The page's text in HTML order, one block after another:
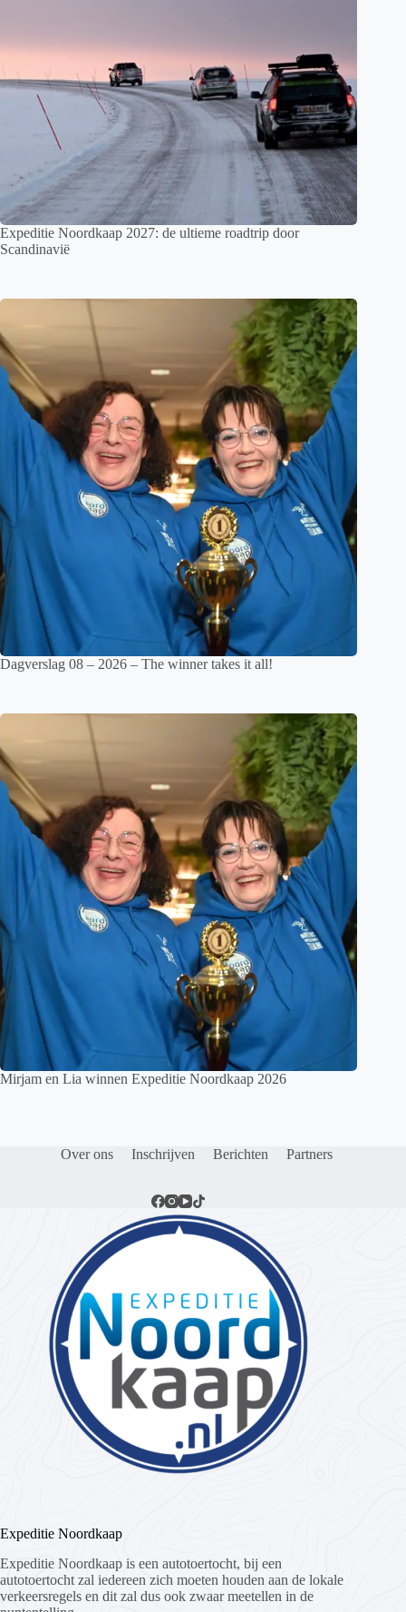
Expeditie Noordkaap 2027: de ultieme roadtrip door
Scandinavië
Dagverslag 08 – 2026 – The winner takes it all!
Mirjam en Lia winnen Expeditie Noordkaap 2026
Over ons Inschrijven Berichten Partners
Expeditie Noordkaap
Expeditie Noordkaap is een autotoertocht, bij een
autotoertocht zal iedereen zich moeten houden aan de lokale
verkeersregels en dit zal dus ook zwaar meetellen in de